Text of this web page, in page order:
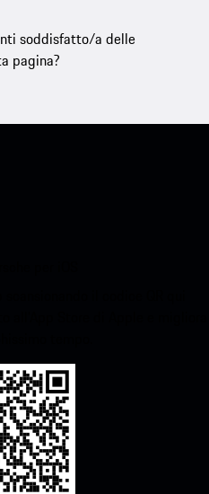
soddisfatto/a delle
pagina?